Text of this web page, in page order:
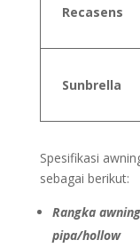
Recasens
Sunbrella
Spesifikasi
sebagai berikut:
Rangka
pipa/hollow